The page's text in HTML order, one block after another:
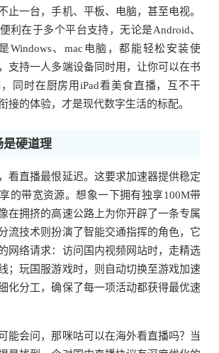
止一台，手机、平板、电脑，甚至电视。
利在于多个平台支持，无论是Android、
Windows、mac电脑，都能轻松安装使
支持一人多端设备同时用，让你可以在书
同时在厨房用iPad看美食直播，互不干
接的体验，才是现代数字生活的标配。
是硬道理
看直播最恨延迟。这要求加速器提供稳定
的带宽资源。想象一下拥有独享100M带
在拥挤的高速公路上为你开辟了一条专属
流技术则扮演了智能交通指挥的角色，它
网络请求：访问国内视频网站时，走精选
；玩国服游戏时，则自动切换至游戏加速
化分工，确保了每一项活动都获得最优速
能会问，那咪咕可以在海外看直播吗？当